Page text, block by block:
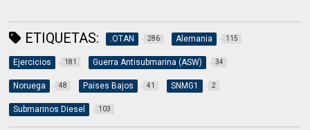
ETIQUETAS: .OTAN 286 Alemania 115
Ejercicios 181 Guerra Antisubmarina (ASW) 34
Noruega 48 Paises Bajos 41 SNMG1 2
Submarinos Diesel 103